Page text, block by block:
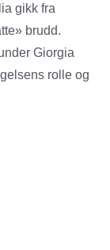
gikk fra
brudd.
Giorgia
rolle og